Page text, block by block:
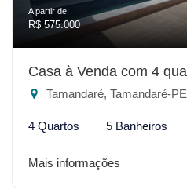
A partir de:
R$ 575.000
Casa à Venda com 4
Tamandaré, Tamandaré-PE
4 Quartos 5 Banheiros
Mais informações